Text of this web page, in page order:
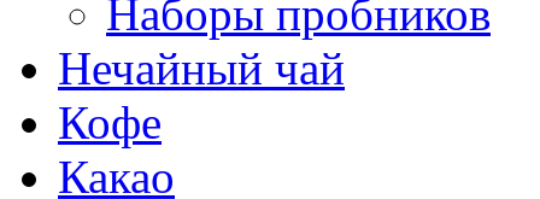
Наборы пробников
Нечайный чай
Кофе
Какао